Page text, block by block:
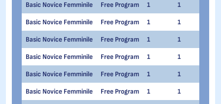
Basic Novice Femminile Free Program 1 1
Basic Novice Femminile Free Program 1 1
Basic Novice Femminile Free Program 1 1
Basic Novice Femminile Free Program 1 1
Basic Novice Femminile Free Program 1 1
Basic Novice Femminile Free Program 1 1